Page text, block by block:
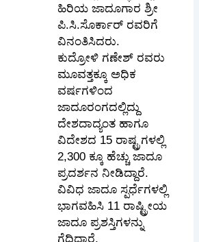
ಹಿರಿಯ ಜಾದೂಗಾರ ಶ್ರೀ
ಪಿ.ಸಿ.ಸೊರ್ಕಾರ್ ರವರಿಗೆ
ವಿನಂತಿಸಿದರು.
ಕುದ್ರೋಳಿ ಗಣೇಶ್ ರವರು
ಮೂವತ್ತಕ್ಕೂ ಅಧಿಕ
ವರ್ಷಗಳಿಂದ
ಜಾದೂರಂಗದಲ್ಲಿದ್ದು
ದೇಶದಾದ್ಯಂತ ಹಾಗೂ
ವಿದೇಶದ 15 ರಾಷ್ಟ್ರಗಳಲ್ಲಿ
2,300 ಕ್ಕೂ ಹೆಚ್ಚು ಜಾದೂ
ಪ್ರದರ್ಶನ ನೀಡಿದ್ದಾರೆ.
ವಿವಿಧ ಜಾದೂ ಸ್ಪರ್ಧೆಗಳಲ್ಲಿ
ಭಾಗವಹಿಸಿ 11 ರಾಷ್ಟ್ರೀಯ
ಜಾದೂ ಪ್ರಶಸ್ತಿಗಳನ್ನು
ಗೆದ್ದಿದ್ದಾರೆ.